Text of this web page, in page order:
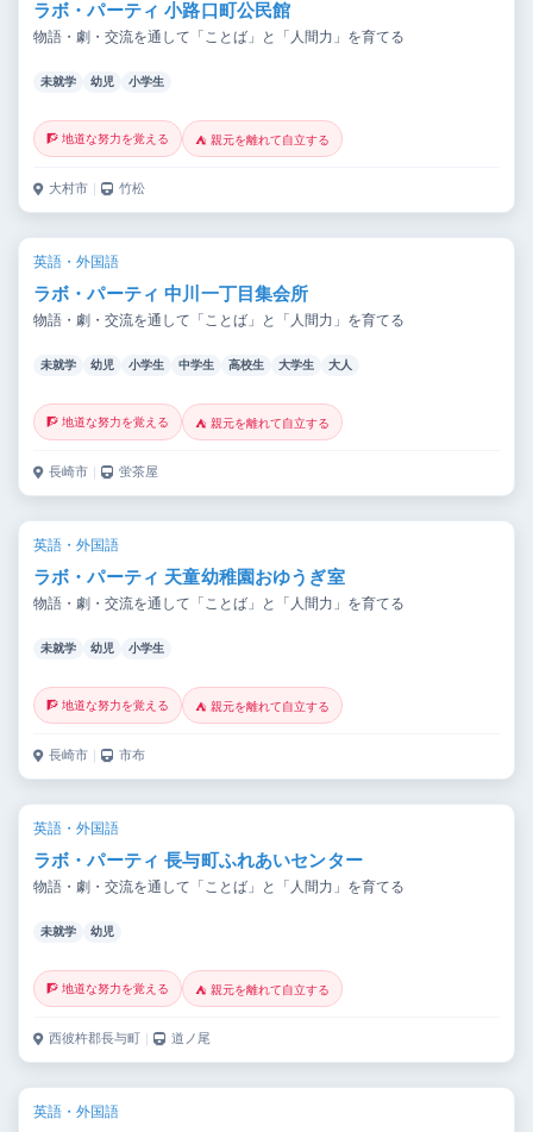
ラボ・パーティ 小路口町公民館
物語・劇・交流を通して「ことば」と「人間力」を育てる
未就学 幼児 小学生
🧗 地道な努力を覚える ⛺ 親元を離れて自立する
大村市 ｜ 竹松
英語・外国語
ラボ・パーティ 中川一丁目集会所
物語・劇・交流を通して「ことば」と「人間力」を育てる
未就学 幼児 小学生 中学生 高校生 大学生 大人
🧗 地道な努力を覚える ⛺ 親元を離れて自立する
長崎市 ｜ 蛍茶屋
英語・外国語
ラボ・パーティ 天童幼稚園おゆうぎ室
物語・劇・交流を通して「ことば」と「人間力」を育てる
未就学 幼児 小学生
🧗 地道な努力を覚える ⛺ 親元を離れて自立する
長崎市 ｜ 市布
英語・外国語
ラボ・パーティ 長与町ふれあいセンター
物語・劇・交流を通して「ことば」と「人間力」を育てる
未就学 幼児
🧗 地道な努力を覚える ⛺ 親元を離れて自立する
西彼杵郡長与町 ｜ 道ノ尾
英語・外国語